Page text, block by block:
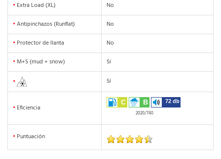
• Extra Load (XL)
No
•Antipinchazos (Runflat)
No
• Protector de llanta
No
• M+S (mud + snow) Sí
• Sí
• Eficiencia
C B 72 db
2020/740
• Puntuación